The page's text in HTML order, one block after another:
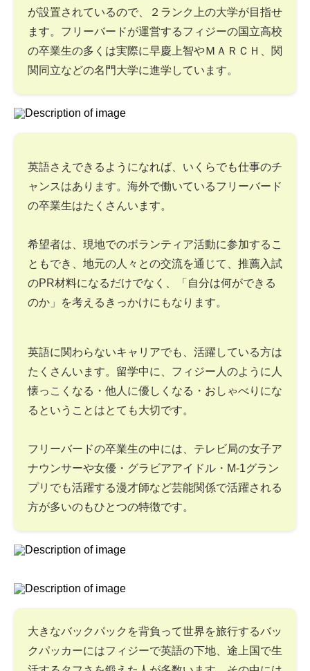
が設置されているので、２ランク上の大学が目指せ
ます。フリーバードが運営するフィジーの国立高校
の卒業生の多くは実際に早慶上智やＭＡＲＣＨ、関
関同立などの名門大学に進学しています。
英語さえできるようになれば、いくらでも仕事のチ
ャンスはあります。海外で働いているフリーバード
の卒業生はたくさんいます。
希望者は、現地でのボランティア活動に参加するこ
ともでき、地元の人々との交流を通じて、推薦入試
のPR材料になるだけでなく、「自分は何ができる
のか」を考えるきっかけにもなります。
英語に関わらないキャリアでも、活躍している方は
たくさんいます。留学中に、フィジー人のように人
懐っこくなる・他人に優しくなる・おしゃべりにな
るということはとても大切です。
フリーバードの卒業生の中には、テレビ局の女子ア
ナウンサーや女優・グラビアアイドル・M-1グラン
プリでも活躍する漫才師など芸能関係で活躍される
方が多いのもひとつの特徴です。
大きなバックパックを背負って世界を旅行するバッ
クパッカーにはフィジーで英語の下地、途上国で生